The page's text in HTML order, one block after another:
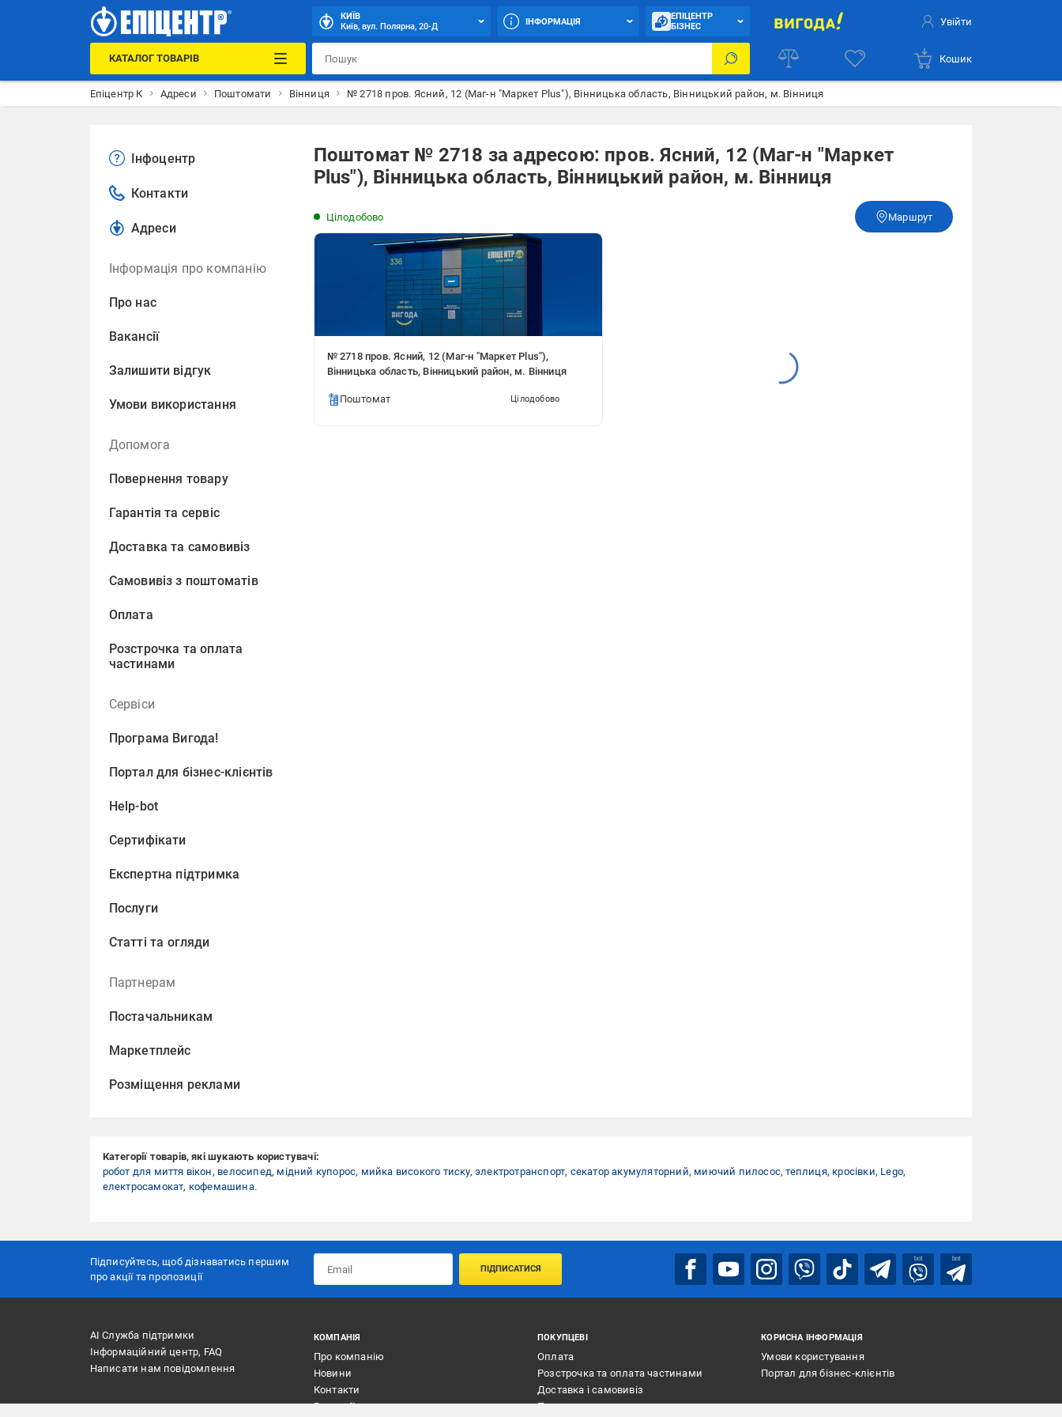
КИЇВ
Київ, вул. Полярна, 20-Д
ІНФОРМАЦІЯ
ЕПІЦЕНТР
БІЗНЕС
Увійти
КАТАЛОГ ТОВАРІВ Кошик
Епіцентр К Адреси Поштомати Вінниця № 2718 пров. Ясний, 12 (Маг-н "Маркет Plus"), Вінницька область, Вінницький район, м. Вінниця
Інфоцентр
Контакти
Адреси
Інформація про компанію
Про нас
Вакансії
Залишити відгук
Умови використання
Допомога
Повернення товару
Гарантія та сервіс
Доставка та самовивіз
Самовивіз з поштоматів
Оплата
Розстрочка та оплата
частинами
Сервіси
Програма Вигода!
Портал для бізнес-клієнтів
Help-bot
Сертифікати
Експертна підтримка
Послуги
Статті та огляди
Партнерам
Постачальникам
Маркетплейс
Розміщення реклами
Поштомат № 2718 за адресою: пров. Ясний, 12 (Маг-н "Маркет
Plus"), Вінницька область, Вінницький район, м. Вінниця
Цілодобово Маршрут
№ 2718 пров. Ясний, 12 (Маг-н "Маркет Plus"),
Вінницька область, Вінницький район, м. Вінниця
Поштомат Цілодобово
Категорії товарів, які шукають користувачі:
робот для миття вікон, велосипед, мідний купорос, мийка високого тиску, электротранспорт, секатор акумуляторний, миючий пилосос,теплиця, кросівки, Lego,
електросамокат, кофемашина.
Підписуйтесь, щоб дізнаватись першим
про акції та пропозиції
ПІДПИСАТИСЯ
bot bot
АІ Служба підтримки
Інформаційний центр, FAQ
Написати нам повідомлення
КОМПАНІЯ
Про компанію
Новини
Контакти
Вакансії
ПОКУПЦЕВІ
Оплата
Розстрочка та оплата частинами
Доставка і самовивіз
Повернення товару
КОРИСНА ІНФОРМАЦІЯ
Умови користування
Портал для бізнес-клієнтів